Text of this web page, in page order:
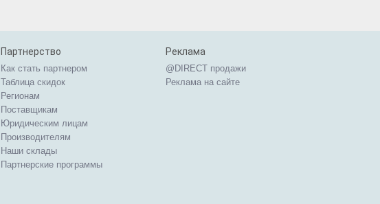
Партнерство
Как стать партнером
Таблица скидок
Регионам
Поставщикам
Юридическим лицам
Производителям
Наши склады
Партнерские программы
Реклама
@DIRECT продажи
Реклама на сайте